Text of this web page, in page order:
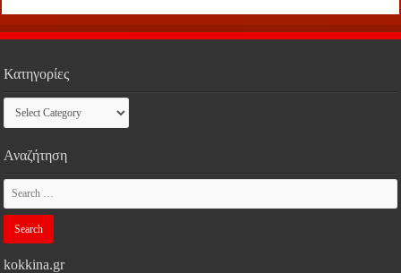
Κατηγορίες
Κατηγορίες
Αναζήτηση
kokkina.gr